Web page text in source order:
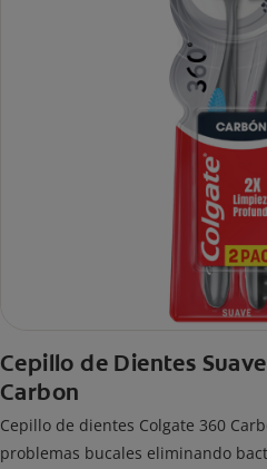
Cepillo de Dientes
Carbon
Cepillo de dientes Colgate 360
problemas bucales eliminando